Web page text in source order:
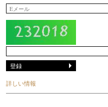
詳しい情報